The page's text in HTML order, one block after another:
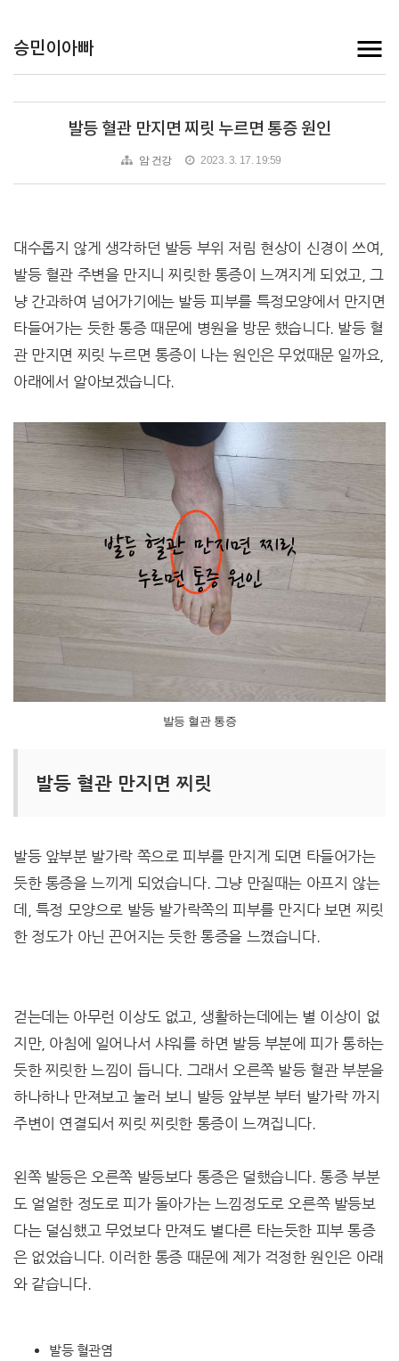
승민이아빠
발등 혈관 만지면 찌릿 누르면 통증 원인
암 건강 2023. 3. 17. 19:59
대수롭지 않게 생각하던 발등 부위 저림 현상이 신경이 쓰여,
발등 혈관 주변을 만지니 찌릿한 통증이 느껴지게 되었고, 그
냥 간과하여 넘어가기에는 발등 피부를 특정모양에서 만지면
타들어가는 듯한 통증 때문에 병원을 방문 했습니다. 발등 혈
관 만지면 찌릿 누르면 통증이 나는 원인은 무었때문 일까요,
아래에서 알아보겠습니다.
발등 혈관 통증
발등 혈관 만지면 찌릿
발등 앞부분 발가락 쪽으로 피부를 만지게 되면 타들어가는
듯한 통증을 느끼게 되었습니다. 그냥 만질때는 아프지 않는
데, 특정 모양으로 발등 발가락쪽의 피부를 만지다 보면 찌릿
한 정도가 아닌 끈어지는 듯한 통증을 느꼈습니다.
걷는데는 아무런 이상도 없고, 생활하는데에는 별 이상이 없
지만, 아침에 일어나서 샤워를 하면 발등 부분에 피가 통하는
듯한 찌릿한 느낌이 듭니다. 그래서 오른쪽 발등 혈관 부분을
하나하나 만져보고 눌러 보니 발등 앞부분 부터 발가락 까지
주변이 연결되서 찌릿 찌릿한 통증이 느껴집니다.
왼쪽 발등은 오른쪽 발등보다 통증은 덜했습니다. 통증 부분
도 얼얼한 정도로 피가 돌아가는 느낌정도로 오른쪽 발등보
다는 덜심했고 무었보다 만져도 별다른 타는듯한 피부 통증
은 없었습니다. 이러한 통증 때문에 제가 걱정한 원인은 아래
와 같습니다.
발등 혈관염